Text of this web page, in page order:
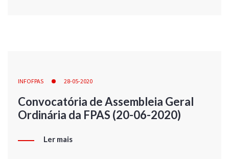
INFOFPAS 28-05-2020
Convocatória de Assembleia Geral
Ordinária da FPAS (20-06-2020)
Ler mais